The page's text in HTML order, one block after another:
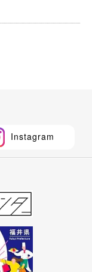
Instagram